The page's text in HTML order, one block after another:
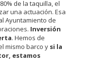
de la taquilla, el
una actuación. Esa
Ayuntamiento de
Inversión
. Hemos de
mismo barco y si la
estamos